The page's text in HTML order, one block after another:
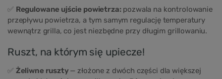
✅ Regulowane ujście powietrza:pozwala na kontrolowanie
przepływu powietrza, a tym samym regulację temperatury
wewnątrz grilla, co jest niezbędne przy długim grillowaniu.
Ruszt, na którym się upiecze!
✅ Żeliwne ruszty— złożone z dwóch części dla większej